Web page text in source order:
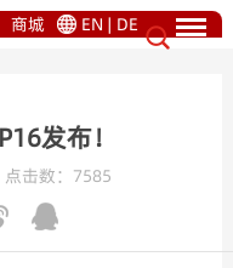
商城 EN | DE
发布！
击数： 7585